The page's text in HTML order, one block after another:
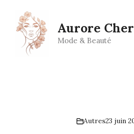
contenu
Aurore
Mode & Beauté
Autres23 juin